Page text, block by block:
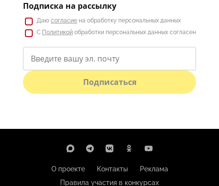
Подписка на рассылку
Даю согласие на обработку персональных данных
С Политикой обработки персональных данных согласен
Подписаться
О проекте Контакты
Реклама
Правила участия в конкурсах